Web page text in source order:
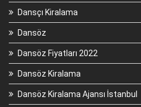
Dansçı Kiralama
Dansöz
Dansöz Fiyatları 2022
Dansöz Kiralama
Dansöz Kiralama Ajansı İstanbul